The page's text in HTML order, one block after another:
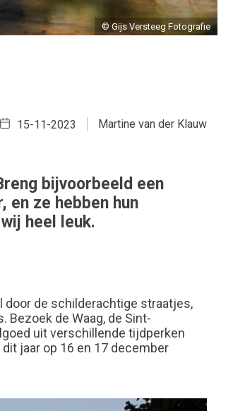
© Gijs Versteeg Fotografie
Martine van der Klauw
15-11-2023
bijvoorbeeld een
en ze hebben hun
heel leuk.
door de schilderachtige straatjes,
de Waag, de Sint-
uit verschillende tijdperken
dit jaar op 16 en 17 december